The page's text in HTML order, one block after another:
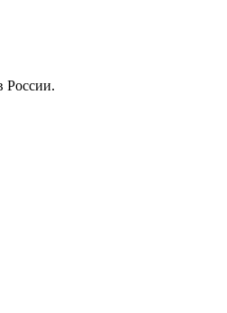
России.